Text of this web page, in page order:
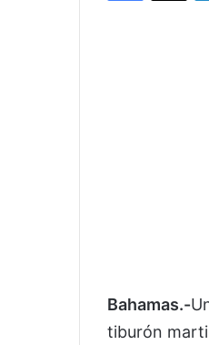
Bahamas.-
tiburón